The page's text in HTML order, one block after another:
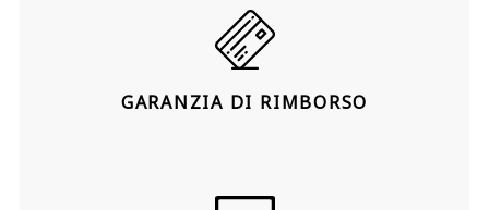
GARANZIA DI RIMBORSO